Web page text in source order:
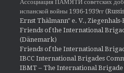
Ассоциация ПАМЯТИ советских
испанской войны 1936-1939гг
Ernst Thälmann" e. V.,
Friends of the International
(Dänemark)
Friends of the International
IBCC International Brigades
IBMT – The International